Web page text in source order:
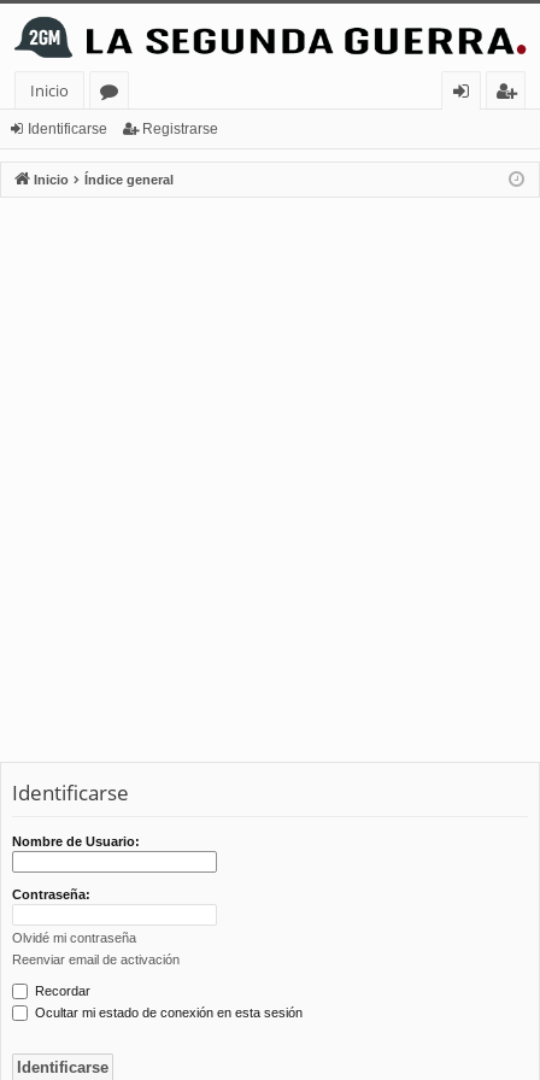
Inicio
or
os
nt
ifi
ist
ra
Identificarse Registrarse
Inicio Índice general
Identificarse
Nombre de Usuario:
Contraseña:
Olvidé mi contraseña
Reenviar email de activación
Recordar
Ocultar mi estado de conexión en esta sesión